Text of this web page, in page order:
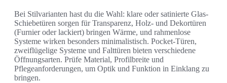
Bei Stilvarianten hast du die Wahl: klare oder satinierte Glas-
Schiebetüren sorgen für Transparenz, Holz- und Dekortüren
(Furnier oder lackiert) bringen Wärme, und rahmenlose
Systeme wirken besonders minimalistisch. Pocket-Türen,
zweiflügelige Systeme und Falttüren bieten verschiedene
Öffnungsarten. Prüfe Material, Profilbreite und
Pflegeanforderungen, um Optik und Funktion in Einklang zu
bringen.